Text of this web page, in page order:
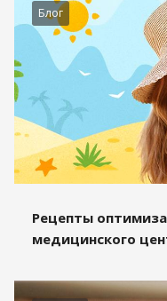
Блог
Рецепты
медицинского